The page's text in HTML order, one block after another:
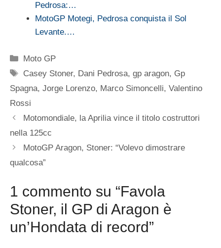
Pedrosa:…
MotoGP Motegi, Pedrosa conquista il Sol
Levante.…
Categorie
Moto GP
Tag
Casey Stoner, Dani Pedrosa,gp aragon, Gp
Spagna, Jorge Lorenzo, Marco Simoncelli, Valentino
Rossi
Motomondiale, la Aprilia vince il titolo costruttori
nella 125cc
MotoGP Aragon, Stoner: “Volevo dimostrare
qualcosa”
1 commento su “Favola
Stoner, il GP di Aragon è
un’Hondata di record”